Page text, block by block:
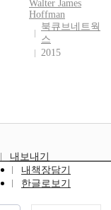
Walter James
Hoffman
북큐브네트웍
스
2015
내보내기
내책장담기
한글로보기